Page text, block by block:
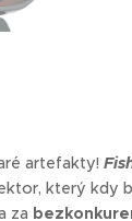
artefakty!
který kdy
za